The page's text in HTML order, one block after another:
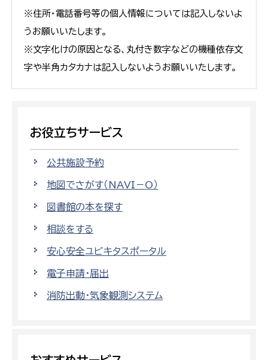
※住所・電話番号等の個人情報については記入しないよ
うお願いいたします。
※文字化けの原因となる、丸付き数字などの機種依存文
字や半角カタカナは記入しないようお願いいたします。
お役立ちサービス
公共施設予約
地図でさがす（NAVI－O）
図書館の本を探す
相談をする
安心安全ユビキタスポータル
電子申請・届出
消防出動・気象観測システム